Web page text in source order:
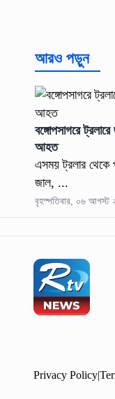
আরও পড়ুন
বঙ্গোপসাগরে
আহত
এসময় ট্রলার থেকে
জাল, ...
বৃহস্পতিবার, ০৬
Privacy Policy|